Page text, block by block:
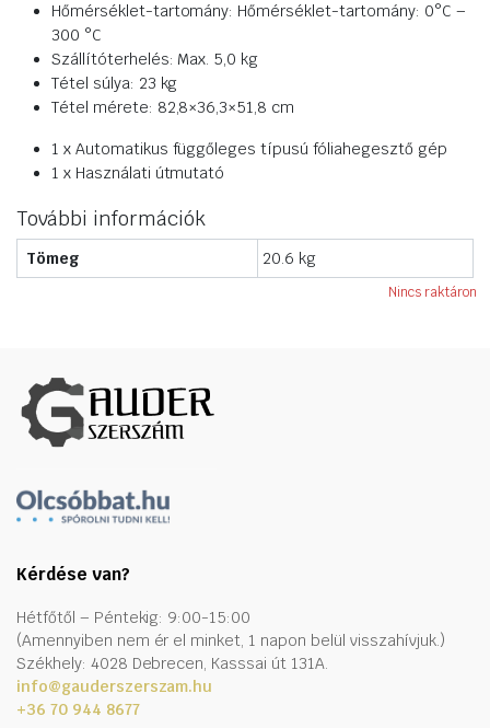
Hőmérséklet-tartomány: Hőmérséklet-tartomány: 0°C –
300 °C
Szállítóterhelés: Max. 5,0 kg
Tétel súlya: 23 kg
Tétel mérete: 82,8×36,3×51,8 cm
1 x Automatikus függőleges típusú fóliahegesztő gép
1 x Használati útmutató
További információk
Tömeg 20.6 kg
Nincs raktáron
Kérdése van?
Hétfőtől – Péntekig: 9:00-15:00
(Amennyiben nem ér el minket, 1 napon belül visszahívjuk.)
Székhely: 4028 Debrecen, Kasssai út 131A.
info@gauderszerszam.hu
+36 70 944 8677